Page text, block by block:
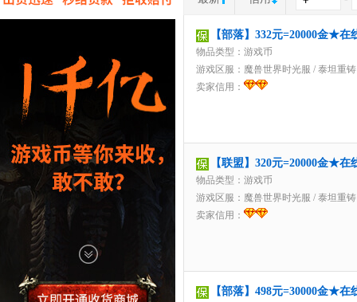
【部落】332元=20000金★
物品类型：游戏币
游戏区服： 魔兽世界时光服 / 泰坦重铸
卖家信用：
【联盟】320元=20000金★
物品类型：游戏币
游戏区服： 魔兽世界时光服 / 泰坦重铸
卖家信用：
【部落】498元=30000金★